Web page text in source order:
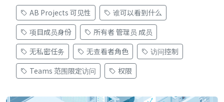
AB Projects 可见性
谁可以看到什么
项目成员身份
所有者 管理员 成员
无私密任务
无查看者角色
访问控制
Teams 范围限定访问
权限